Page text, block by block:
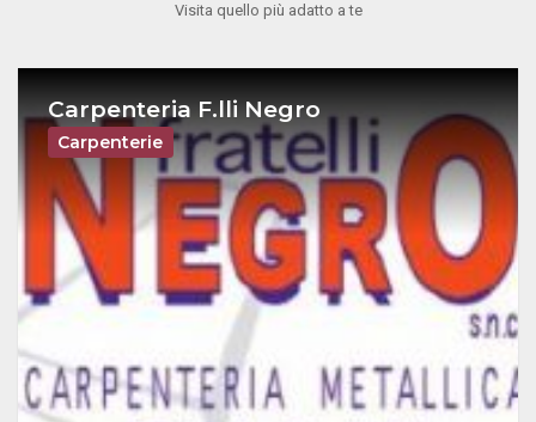
Visita quello più adatto a te
Carpenteria F.lli Negro
Carpenterie